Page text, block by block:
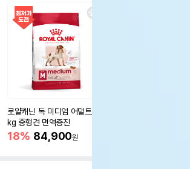
로얄캐닌 독 미디엄 어덜트 10
kg 중형견 면역증진
18% 84,900원